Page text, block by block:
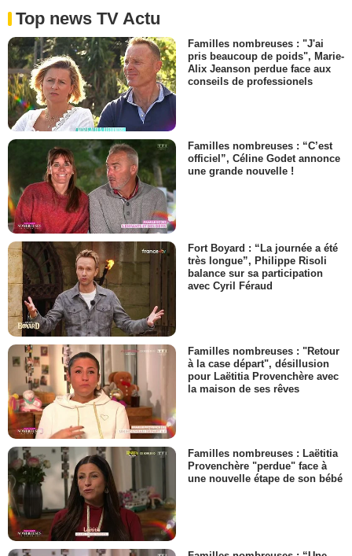
Top news TV Actu
Familles nombreuses : "J'ai
pris beaucoup de poids", Marie-
Alix Jeanson perdue face aux
conseils de professionels
Familles nombreuses : “C’est
officiel”, Céline Godet annonce
une grande nouvelle !
Fort Boyard : “La journée a été
très longue”, Philippe Risoli
balance sur sa participation
avec Cyril Féraud
Familles nombreuses : "Retour
à la case départ", désillusion
pour Laëtitia Provenchère avec
la maison de ses rêves
Familles nombreuses : Laëtitia
Provenchère "perdue" face à
une nouvelle étape de son bébé